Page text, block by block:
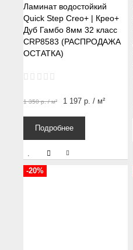
Ламинат водостойкий
Quick Step Creo+ | Крео+
Дуб Гамбо 8мм 32 класс
CRP8583 (РАСПРОДАЖА
ОСТАТКА)
1 350р./ м² 1 197 р. / м²
Подробнее
-20%